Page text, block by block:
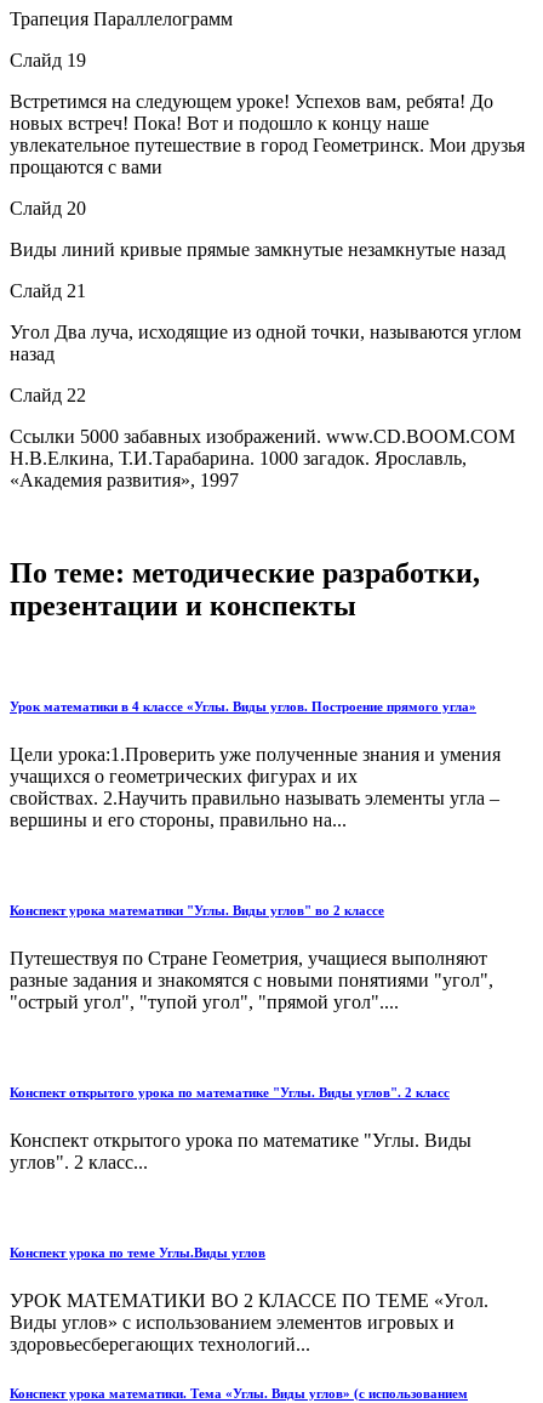
Трапеция Параллелограмм
Слайд 19
Встретимся на следующем уроке! Успехов вам, ребята! До
новых встреч! Пока! Вот и подошло к концу наше
увлекательное путешествие в город Геометринск. Мои друзья
прощаются с вами
Слайд 20
Виды линий кривые прямые замкнутые незамкнутые назад
Слайд 21
Угол Два луча, исходящие из одной точки, называются углом
назад
Слайд 22
Ссылки 5000 забавных изображений. www.CD.BOOM.COM
Н.В.Елкина, Т.И.Тарабарина. 1000 загадок. Ярославль,
«Академия развития», 1997
По теме: методические разработки,
презентации и конспекты
Урок математики в 4 классе «Углы. Виды углов. Построение прямого угла»
Цели урока:1.Проверить уже полученные знания и умения
учащихся о геометрических фигурах и их
свойствах. 2.Научить правильно называть элементы угла –
вершины и его стороны, правильно на...
Конспект урока математики "Углы. Виды углов" во 2 классе
Путешествуя по Стране Геометрия, учащиеся выполняют
разные задания и знакомятся с новыми понятиями "угол",
"острый угол", "тупой угол", "прямой угол"....
Конспект открытого урока по математике "Углы. Виды углов". 2 класс
Конспект открытого урока по математике "Углы. Виды
углов". 2 класс...
Конспект урока по теме Углы.Виды углов
УРОК МАТЕМАТИКИ ВО 2 КЛАССЕ ПО ТЕМЕ «Угол.
Виды углов» с использованием элементов игровых и
здоровьесберегающих технологий...
Конспект урока математики. Тема «Углы. Виды углов» (с использованием